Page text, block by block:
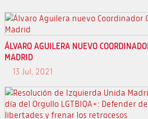
ÁLVARO AGUILERA NUEVO
MADRID
13 Jul, 2021